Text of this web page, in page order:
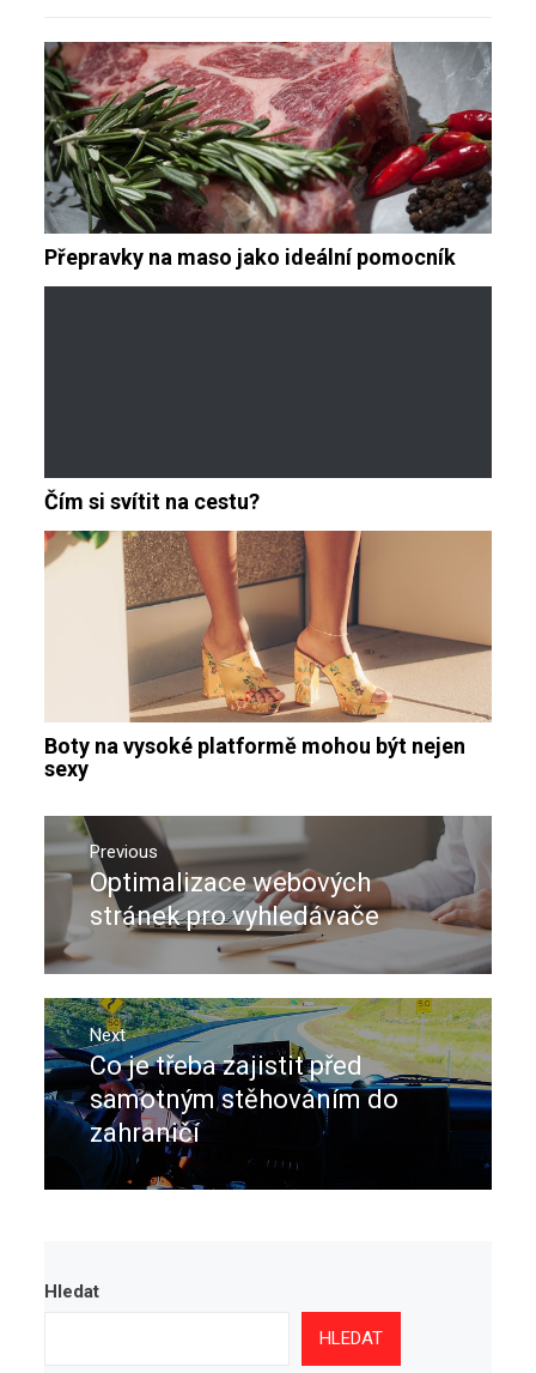
Přepravky na maso jako ideální pomocník
Čím si svítit na cestu?
Boty na vysoké platformě mohou být nejen
sexy
Navigace
pro
příspěvek
Previous
Previous
post:
Optimalizace webových
stránek pro vyhledávače
Next
Next
post:
Co je třeba zajistit před
samotným stěhováním do
zahraničí
Hledat
HLEDAT